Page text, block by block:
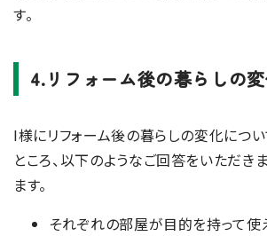
す。
4.リフォーム後の暮らしの
I様にリフォーム後の暮らしの変化につ
ところ、以下のようなご回答をいただき
ます。
それぞれの部屋が目的を持って使